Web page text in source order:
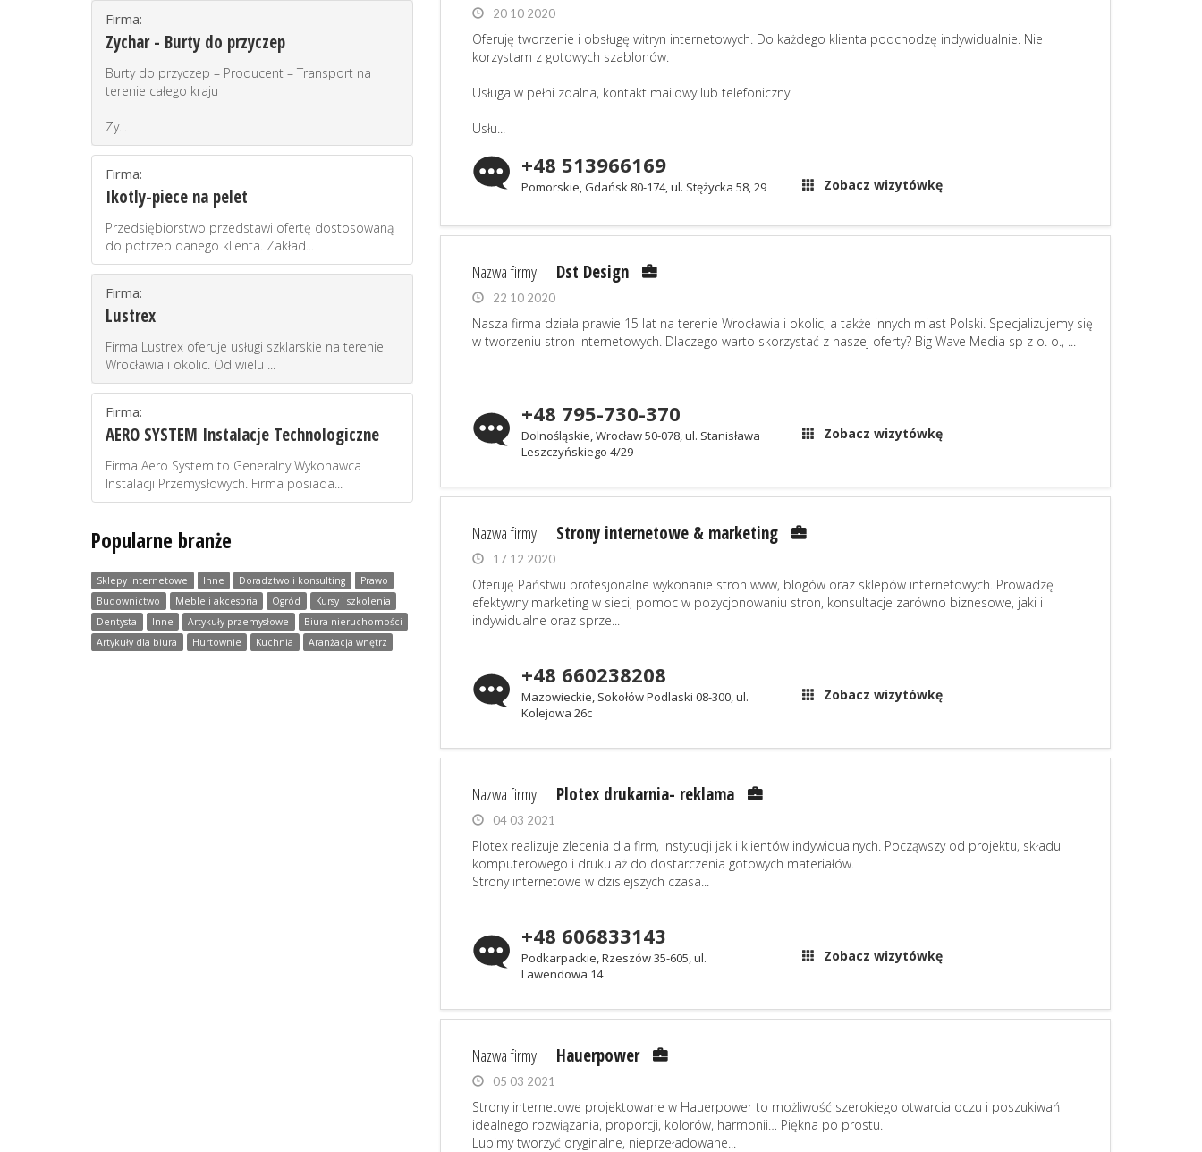
Firma:
Zychar - Burty do przyczep
Burty do przyczep – Producent – Transport na
terenie całego kraju
Zy...
Firma:
Ikotly-piece na pelet
Przedsiębiorstwo przedstawi ofertę dostosowaną
do potrzeb danego klienta. Zakład...
Firma:
Lustrex
Firma Lustrex oferuje usługi szklarskie na terenie
Wrocławia i okolic. Od wielu ...
Firma:
AERO SYSTEM Instalacje Technologiczne
Firma Aero System to Generalny Wykonawca
Instalacji Przemysłowych. Firma posiada...
Popularne branże
Sklepy internetowe Inne Doradztwo i konsulting
Prawo
Budownictwo
Meble i akcesoria Ogród
Kursy i szkolenia
Dentysta
Inne Artykuły przemysłowe
Biura nieruchomości
Artykuły dla biura
Hurtownie Kuchnia Aranżacja wnętrz
20 10 2020
Oferuję tworzenie i obsługę witryn internetowych. Do każdego klienta podchodzę indywidualnie. Nie
korzystam z gotowych szablonów.
Usługa w pełni zdalna, kontakt mailowy lub telefoniczny.
Usłu...
+48 513966169
Pomorskie, Gdańsk 80-174, ul. Stężycka 58, 29 Zobacz wizytówkę
Nazwa firmy: Dst Design
22 10 2020
Nasza firma działa prawie 15 lat na terenie Wrocławia i okolic, a także innych miast Polski. Specjalizujemy się
w tworzeniu stron internetowych. Dlaczego warto skorzystać z naszej oferty? Big Wave Media sp z o. o., ...
+48 795-730-370
Dolnośląskie, Wrocław 50-078, ul. Stanisława
Leszczyńskiego 4/29
Zobacz wizytówkę
Nazwa firmy: Strony internetowe & marketing
17 12 2020
Oferuję Państwu profesjonalne wykonanie stron www, blogów oraz sklepów internetowych. Prowadzę
efektywny marketing w sieci, pomoc w pozycjonowaniu stron, konsultacje zarówno biznesowe, jaki i
indywidualne oraz sprze...
+48 660238208
Mazowieckie, Sokołów Podlaski 08-300, ul.
Kolejowa 26c
Zobacz wizytówkę
Nazwa firmy: Plotex drukarnia- reklama
04 03 2021
Plotex realizuje zlecenia dla firm, instytucji jak i klientów indywidualnych. Począwszy od projektu, składu
komputerowego i druku aż do dostarczenia gotowych materiałów.
Strony internetowe w dzisiejszych czasa...
+48 606833143
Podkarpackie, Rzeszów 35-605, ul.
Lawendowa 14
Zobacz wizytówkę
Nazwa firmy: Hauerpower
05 03 2021
Strony internetowe projektowane w Hauerpower to możliwość szerokiego otwarcia oczu i poszukiwań
idealnego rozwiązania, proporcji, kolorów, harmonii… Piękna po prostu.
Lubimy tworzyć oryginalne, nieprzeładowane...